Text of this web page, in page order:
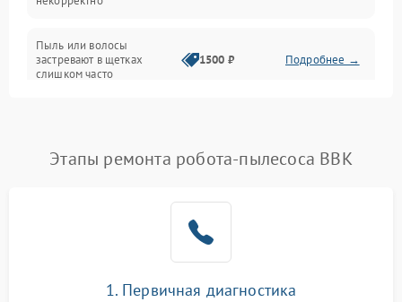
Программные сбои
Пыль или волосы
застревают в щетках
слишком часто
1500 ₽ Подробнее →
Этапы ремонта робота-пылесоса BBK
1. Первичная диагностика